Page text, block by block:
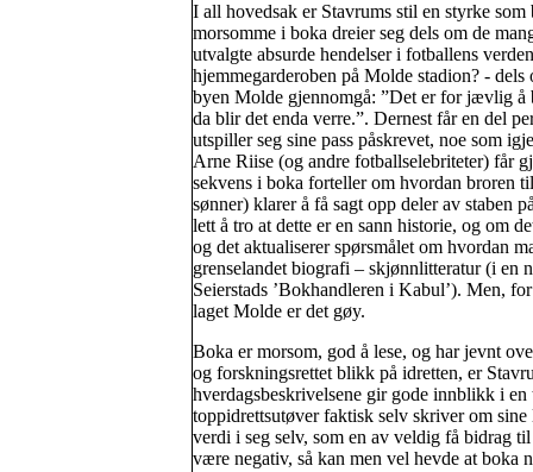
I all hovedsak er Stavrums stil en styrke
morsomme i boka dreier seg dels om de
utvalgte absurde hendelser i fotballens
hjemmegarderoben på Molde stadion? -
byen Molde gjennomgå: ”Det er for jævlig å
da blir det enda verre.”. Dernest får en del
utspiller seg sine pass påskrevet, noe som
Arne Riise (og andre fotballselebriteter) får
sekvens i boka forteller om hvordan broren
sønner) klarer å få sagt opp deler av staben
lett å tro at dette er en sann historie, og om
og det aktualiserer spørsmålet om hvordan
grenselandet biografi – skjønnlitteratur (i en
Seierstads ’Bokhandleren i Kabul’). Men,
laget Molde er det gøy.
Boka er morsom, god å lese, og har jevnt
og forskningsrettet blikk på idretten, er
hverdagsbeskrivelsene gir gode innblikk i
toppidrettsutøver faktisk selv skriver om
verdi i seg selv, som en av veldig få bidrag
være negativ, så kan men vel hevde at boka